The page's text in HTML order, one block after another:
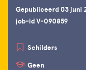
Gepubliceerd 03 juni
job-id V-090859
Schilders
Geen